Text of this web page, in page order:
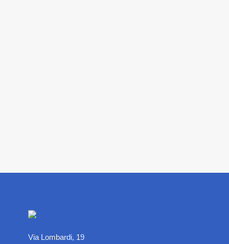
Via Lombardi, 19